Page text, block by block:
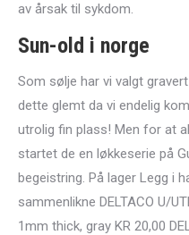
av årsak til sykdom.
Sun-old i norge
Som sølje har vi valgt
dette glemt da vi endelig
utrolig fin plass! Men for at
startet de en løkkeserie på
begeistring. På lager Legg i
sammenlikne DELTACO U/
1mm thick, gray KR 20,00